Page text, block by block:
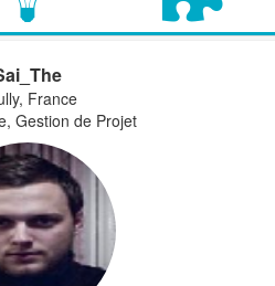
France
Gestion de Projet